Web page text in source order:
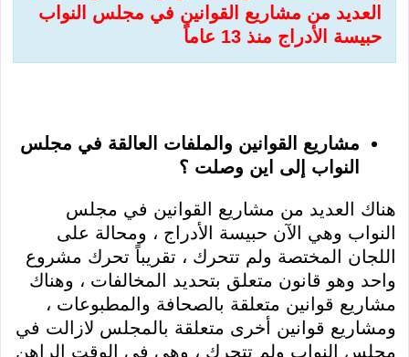
العديد من مشاريع القوانين في مجلس النواب
حبيسة الأدراج منذ 13 عاماً
مشاريع القوانين والملفات العالقة في مجلس
النواب إلى اين وصلت ؟
هناك العديد من مشاريع القوانين في مجلس
النواب وهي الآن حبيسة الأدراج ، ومحالة على
اللجان المختصة ولم تتحرك ، تقريباً تحرك مشروع
واحد وهو قانون متعلق بتحديد المخالفات ، وهناك
مشاريع قوانين متعلقة بالصحافة والمطبوعات ،
ومشاريع قوانين أخرى متعلقة بالمجلس لازالت في
مجلس النواب ولم تتحرك ، وهي في الوقت الراهن